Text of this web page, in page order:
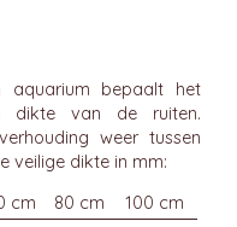
aquarium bepaalt het
dikte van de ruiten.
weer tussen
veilige dikte in mm:
cm 80 cm
100 cm